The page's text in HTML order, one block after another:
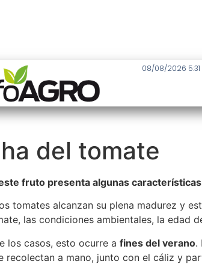
08/08/2026
del tomate
fruto presenta algunas
tomates alcanzan su plena madurez y
las condiciones ambientales, la edad
los casos, esto ocurre a fines del verano.
recolectan a mano, junto con el cáliz y